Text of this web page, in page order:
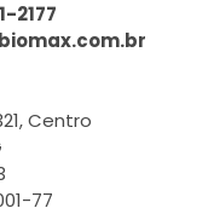
2177
Centro
77